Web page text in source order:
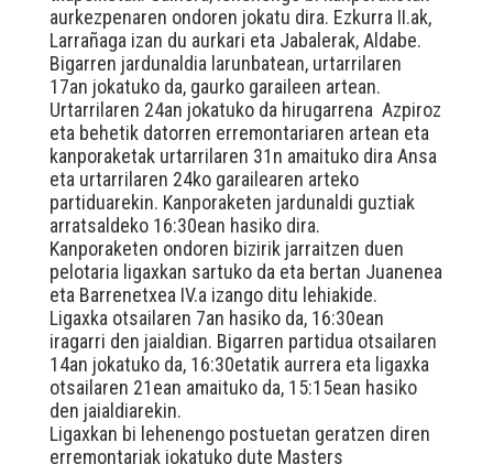
aurkezpenaren ondoren jokatu dira. Ezkurra II.ak,
Larrañaga izan du aurkari eta Jabalerak, Aldabe.
Bigarren jardunaldia larunbatean, urtarrilaren
17an jokatuko da, gaurko garaileen artean.
Urtarrilaren 24an jokatuko da hirugarrena Azpiroz
eta behetik datorren erremontariaren artean eta
kanporaketak urtarrilaren 31n amaituko dira Ansa
eta urtarrilaren 24ko garailearen arteko
partiduarekin. Kanporaketen jardunaldi guztiak
arratsaldeko 16:30ean hasiko dira.
Kanporaketen ondoren bizirik jarraitzen duen
pelotaria ligaxkan sartuko da eta bertan Juanenea
eta Barrenetxea IV.a izango ditu lehiakide.
Ligaxka otsailaren 7an hasiko da, 16:30ean
iragarri den jaialdian. Bigarren partidua otsailaren
14an jokatuko da, 16:30etatik aurrera eta ligaxka
otsailaren 21ean amaituko da, 15:15ean hasiko
den jaialdiarekin.
Ligaxkan bi lehenengo postuetan geratzen diren
erremontariak jokatuko dute Masters